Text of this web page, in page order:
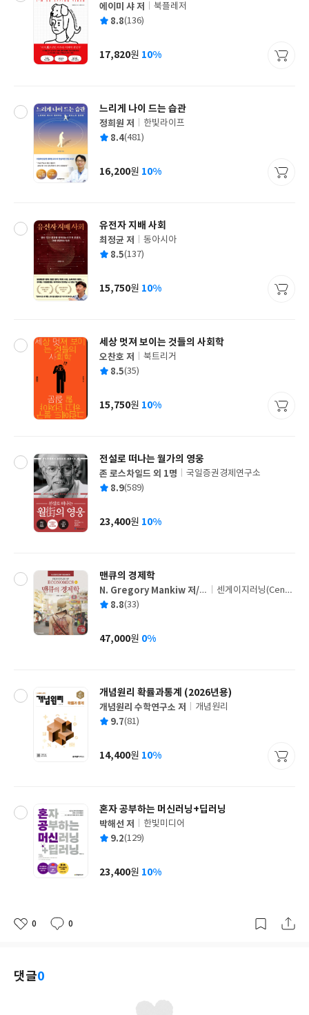
글
쓴
에이미 샤 저
출
사
북플레저
평 8.8(136)
가
17,820원 10%
느리게 나이 드는 습관
글
쓴
정희원 저
출
사
한빛라이프
평 8.4(481)
가
16,200원 10%
유전자 지배 사회
글
쓴
최정균 저
출
사
동아시아
평 8.5(137)
가
15,750원 10%
세상 멋져 보이는 것들의 사회학
글
쓴
오찬호 저
출
사
북트리거
평 8.5(35)
가
15,750원 10%
전설로 떠나는 월가의 영웅
글
쓴
존 로스차일드 외 1명
출
사
국일증권경제연구소
평 8.9(589)
가
23,400원 10%
맨큐의 경제학
글
쓴
N. Gregory Mankiw 저/
김경환,김종석 공역
출
사
센게이지러닝(Cenga
평 8.8(33)
가
47,000원 0%
개념원리 확률과통계 (2026년용)
글
쓴
개념원리 수학연구소 저
출
사
개념원리
평 9.7(81)
가
14,400원 10%
혼자 공부하는 머신러닝+딥러닝
글
쓴
박해선 저
출
사
한빛미디어
평 9.2(129)
가
23,400원 10%
좋
0
댓
0
작
댓글0